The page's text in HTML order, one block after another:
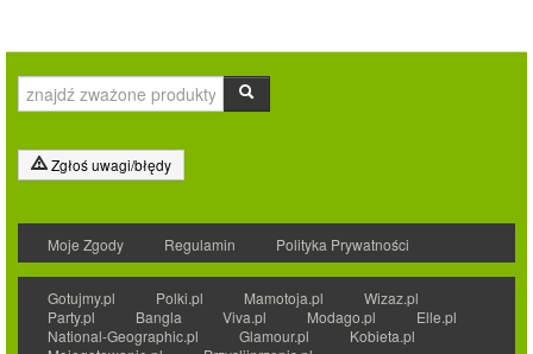
Zgłoś uwagi/błędy
Moje Zgody Regulamin Polityka Prywatności
Gotujmy.pl Polki.pl Mamotoja.pl
Wizaz.pl
Party.pl
Bangla Viva.pl Modago.pl
Elle.pl
National-Geographic.pl
Glamour.pl
Kobieta.pl